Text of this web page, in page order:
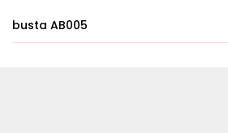
busta AB005